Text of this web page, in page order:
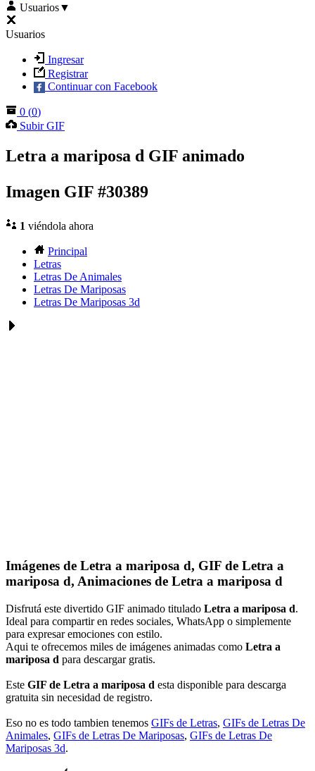
Usuarios▼
Usuarios
Ingresar
Registrar
Continuar con Facebook
0 (0)
Subir GIF
Letra a mariposa d GIF animado
Imagen GIF #30389
1 viéndola ahora
Principal
Letras
Letras De Animales
Letras De Mariposas
Letras De Mariposas 3d
Imágenes de Letra a mariposa d, GIF de Letra a
mariposa d, Animaciones de Letra a mariposa d
Disfrutá este divertido GIF animado titulado Letra a mariposa d.
Ideal para compartir en redes sociales, WhatsApp o simplemente
para expresar emociones con estilo.
Aqui te ofrecemos miles de imágenes animadas como Letra a
mariposa d para descargar gratis.
Este GIF de Letra a mariposa d esta disponible para descarga
gratuita sin necesidad de registro.
Eso no es todo tambien tenemos GIFs de Letras, GIFs de Letras De
Animales, GIFs de Letras De Mariposas, GIFs de Letras De
Mariposas 3d.